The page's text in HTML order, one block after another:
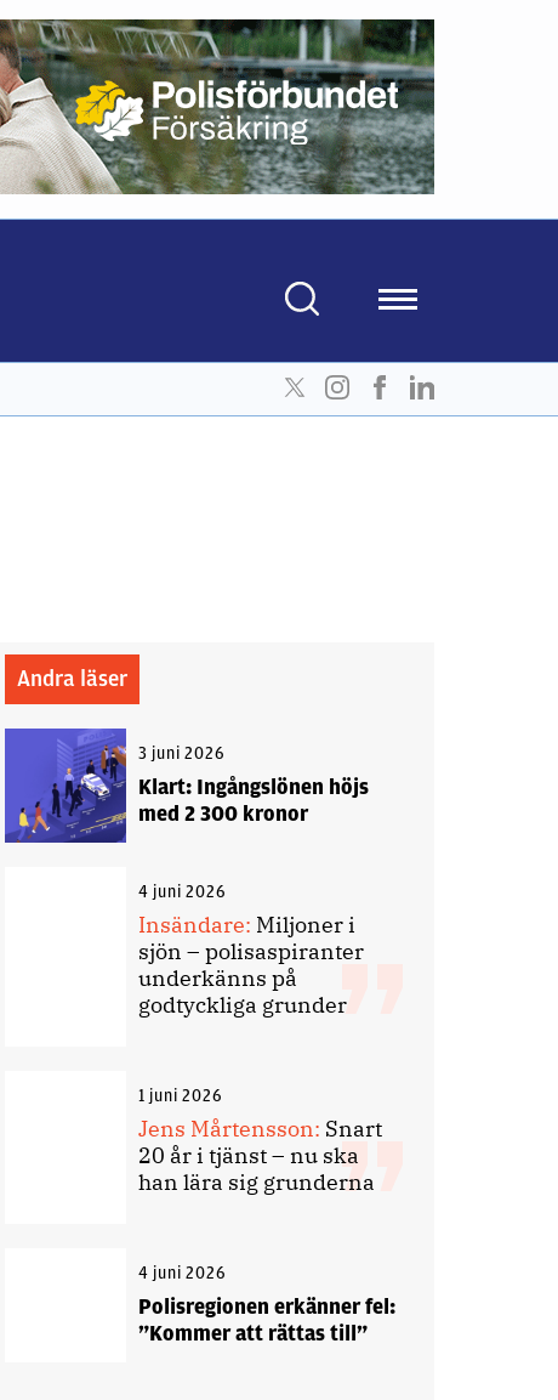
Andra läser
3 juni 2026
Klart: Ingångslönen höjs
med 2 300 kronor
4 juni 2026
Insändare: Miljoner i
sjön – polisaspiranter
underkänns på
godtyckliga grunder
1 juni 2026
Jens Mårtensson: Snart
20 år i tjänst – nu ska
han lära sig grunderna
4 juni 2026
Polisregionen erkänner fel:
”Kommer att rättas till”